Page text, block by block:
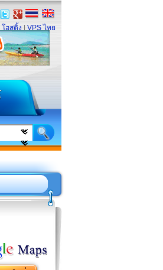
โฮสติ้ง VPS ไทย